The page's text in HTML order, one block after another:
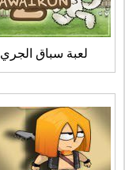
لعبة سباق الجري